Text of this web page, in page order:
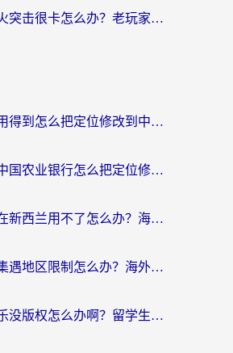
在国外玩萤火突击很卡怎么办？老玩家亲测有效的加速器选择指南
在马来西亚用得到怎么把定位修改到中国国内？留学生亲测有效的追剧看片攻略
在菲律宾用中国农业银行怎么把定位修改到中国国内？海外华人必看的数字生活解决方案
中国政府网在新西兰用不了怎么办？海外华人追剧看新闻的实用指南
在缅甸用云集遇地区限制怎么办？海外党亲测有效解决方案来了！
国外汽水音乐没版权怎么办啊？留学生亲测有效的回国加速攻略